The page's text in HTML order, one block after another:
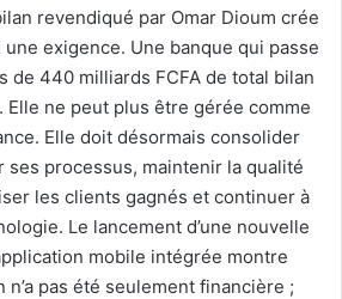
revendiqué par Omar Dioum crée
une exigence. Une banque qui passe
de 440 milliards FCFA de total bilan
Elle ne peut plus être gérée comme
Elle doit désormais consolider
ses processus, maintenir la qualité
les clients gagnés et continuer à
Le lancement d’une nouvelle
mobile intégrée montre
pas été seulement financière ;